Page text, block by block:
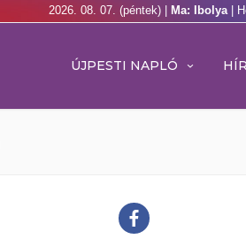
2026. 08. 07. (péntek) | Ma: Ibolya |
ÚJPESTI NAPLÓ